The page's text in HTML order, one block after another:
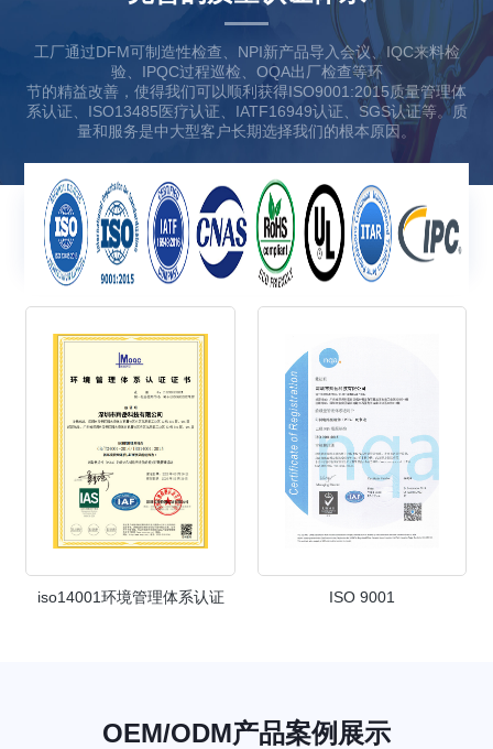
工厂通过DFM可制造性检查、NPI新产品导入会议、IQC来料检
验、IPQC过程巡检、OQA出厂检查等环
节的精益改善，使得我们可以顺利获得ISO9001:2015质量管理体
系认证、ISO13485医疗认证、IATF16949认证、SGS认证等。质
量和服务是中大型客户长期选择我们的根本原因。
iso14001环境管理体系认证 ISO 9001
OEM/ODM产品案例展示